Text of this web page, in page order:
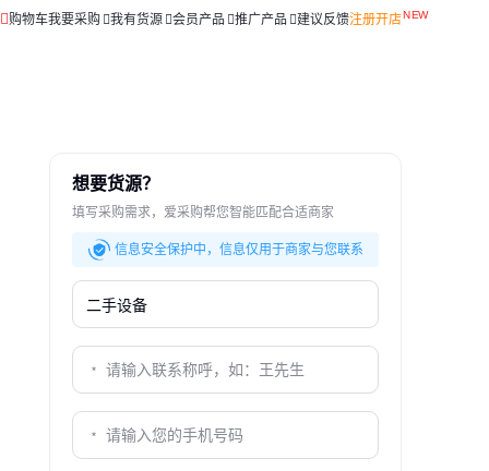
购物车我要采购 我有货源 会员产品 推广产品 建议反馈注册开店
想要货源？
填写采购需求，爱采购帮您智能匹配合适商家
信息安全保护中，信息仅用于商家与您联系